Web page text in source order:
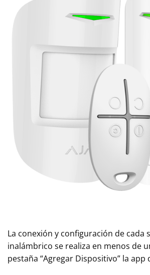
La conexión y configuración de cada
inalámbrico se realiza en menos de
pestaña “Agregar Dispositivo” la app